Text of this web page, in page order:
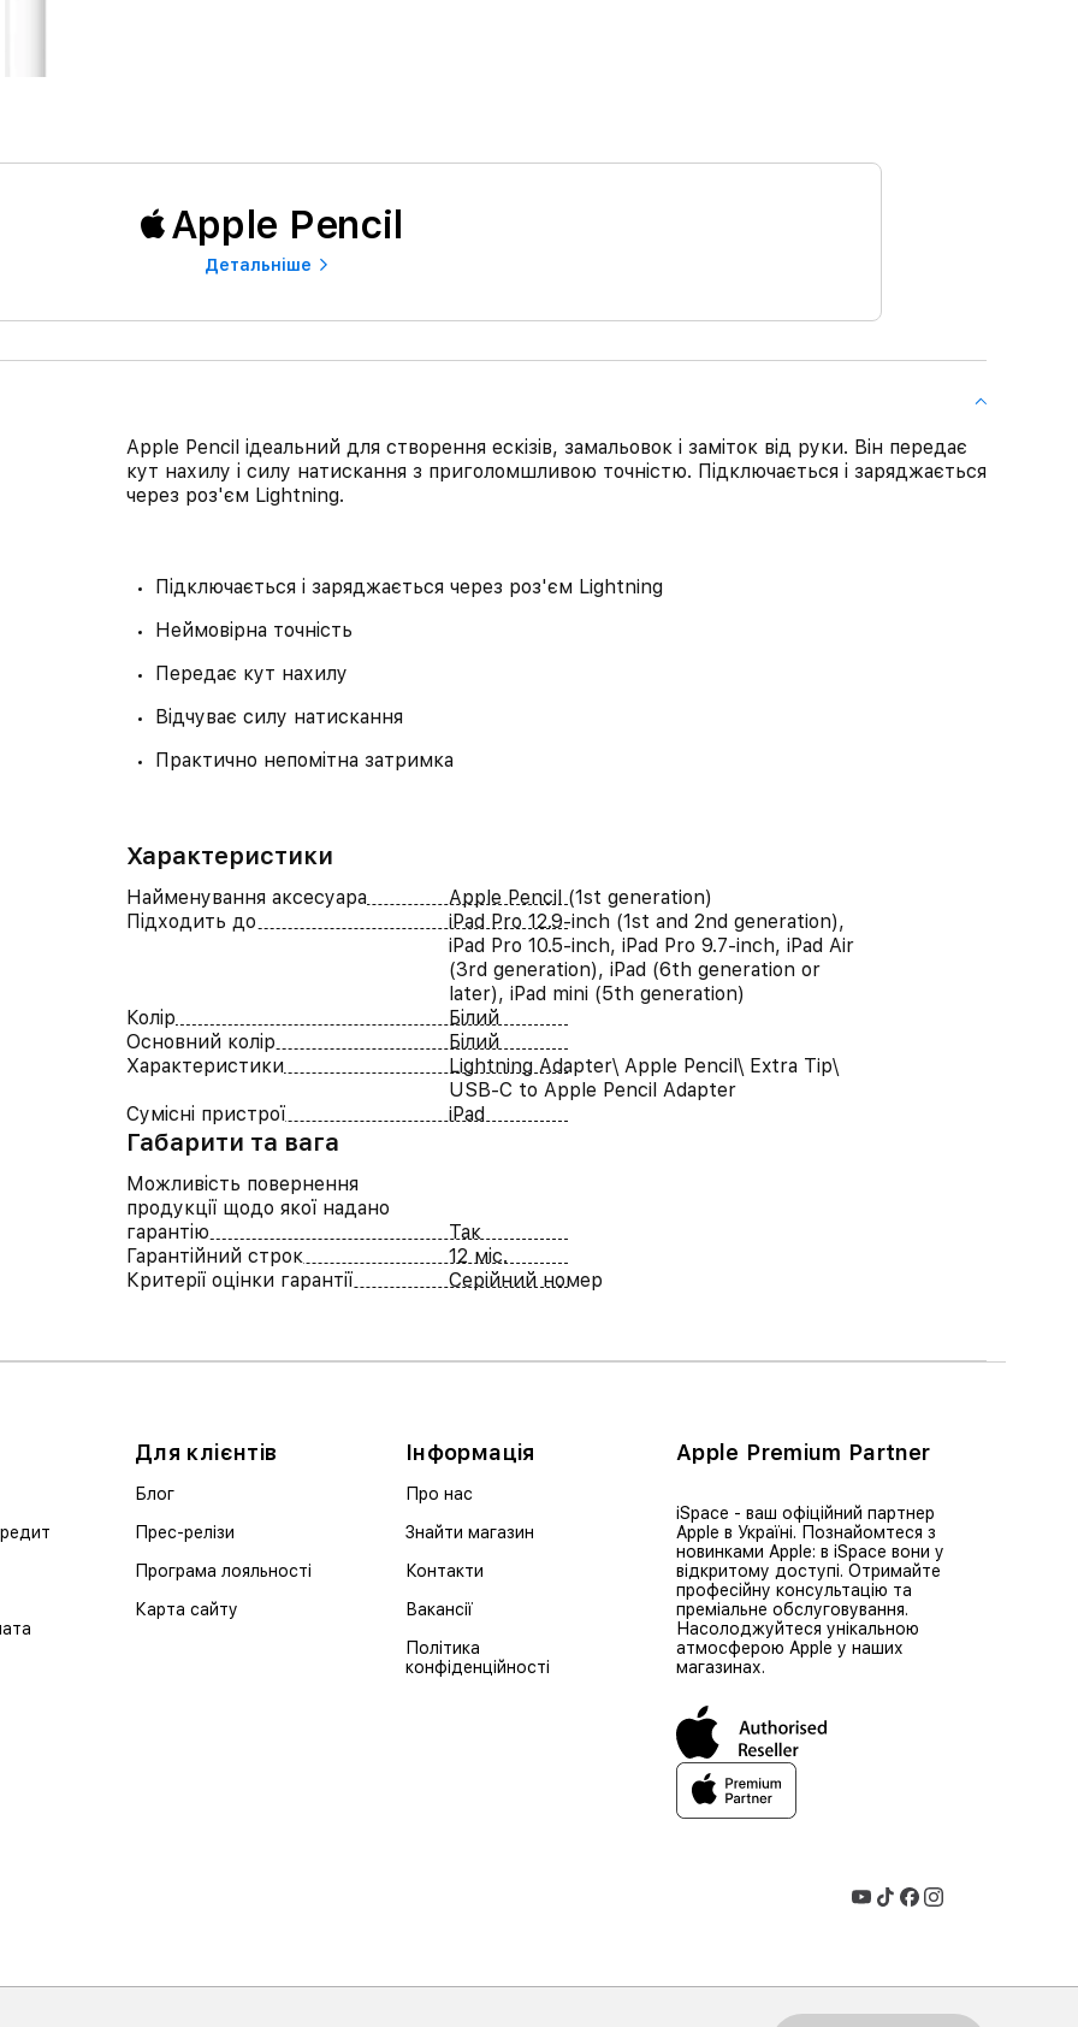
Apple Pencil
Детальнiше
Apple Pencil ідеальний для створення ескізів, замальовок і заміток від руки. Він передає
кут нахилу і силу натискання з приголомшливою точністю. Підключається і заряджається
через роз'єм Lightning.
Підключається і заряджається через роз'єм Lightning
Неймовірна точність
Передає кут нахилу
Відчуває силу натискання
Практично непомітна затримка
Характеристики
Найменування аксесуара
Apple Pencil (1st generation)
Підходить до
iPad Pro 12.9-inch (1st and 2nd generation),
iPad Pro 10.5-inch, iPad Pro 9.7-inch, iPad Air
(3rd generation), iPad (6th generation or
later), iPad mini (5th generation)
Колір
Білий
Основний колір
Білий
Характеристики
Lightning Adapter\ Apple Pencil\ Extra Tip\
USB-C to Apple Pencil Adapter
Сумісні пристрої
iPad
Габарити та вага
Можливість повернення
продукції щодо якої надано
гарантію
Так
Гарантійний строк
12 міс.
Критерії оцінки гарантії
Серійний номер
Для клієнтів
Блог
Прес-релізи
Програма лояльності
Карта сайту
Інформація
Про нас
Знайти магазин
Контакти
Вакансії
Політика
конфіденційності
Apple Premium Partner
iSpace - ваш офіційний партнер
Apple в Україні. Познайомтеся з
новинками Apple: в iSpace вони у
відкритому доступі. Отримайте
професійну консультацію та
преміальне обслуговування.
Насолоджуйтеся унікальною
атмосферою Apple у наших
магазинах.